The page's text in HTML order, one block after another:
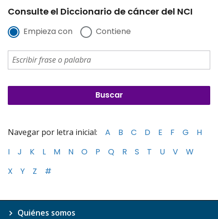
Consulte el Diccionario de cáncer del NCI
Empieza con Contiene
Navegar por letra inicial: A B C D E F G
H
I
J K L M N O P Q R S T U V
W
X
Y Z #
Quiénes somos